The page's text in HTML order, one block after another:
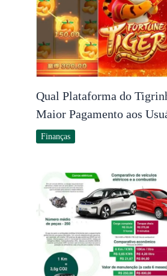
Qual Plataforma do
Maior Pagamento aos
Finanças